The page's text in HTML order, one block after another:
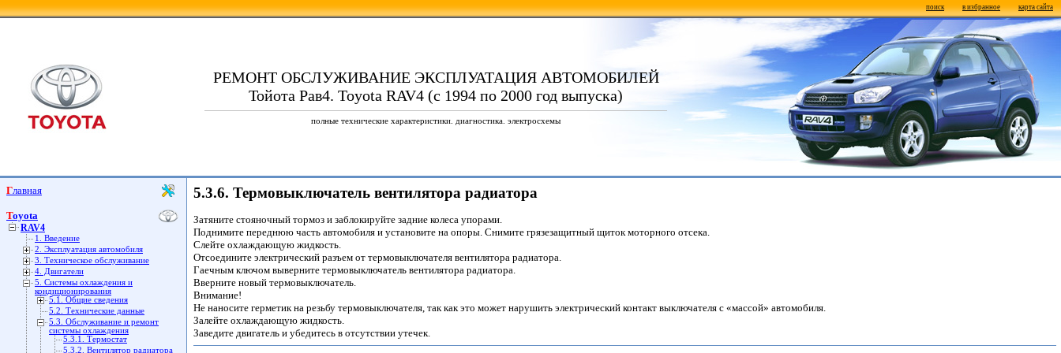
поиск в избранное карта сайта
РЕМОНТ ОБСЛУЖИВАНИЕ ЭКСПЛУАТАЦИЯ АВТОМОБИЛЕЙ
Тойота Рав4. Toyota RAV4 (с 1994 по 2000 год выпуска)
полные технические характеристики. диагностика. электросхемы
Главная
Toyota
RAV4
1. Введение
2. Эксплуатация автомобиля
3. Техническое обслуживание
4. Двигатели
5. Системы охлаждения и
кондиционирования
5.1. Общие сведения
5.2. Технические данные
5.3. Обслуживание и ремонт
системы охлаждения
5.3.1. Термостат
5.3.2. Вентилятор радиатора
5.3.6. Термовыключатель вентилятора радиатора
Затяните стояночный тормоз и заблокируйте задние колеса упорами.
Поднимите переднюю часть автомобиля и установите на опоры. Снимите грязезащитный щиток моторного отсека.
Слейте охлаждающую жидкость.
Отсоедините электрический разъем от термовыключателя вентилятора радиатора.
Гаечным ключом выверните термовыключатель вентилятора радиатора.
Вверните новый термовыключатель.
Внимание!
Не наносите герметик на резьбу термовыключателя, так как это может нарушить электрический контакт выключателя с «массой» автомобиля.
Залейте охлаждающую жидкость.
Заведите двигатель и убедитесь в отсутствии утечек.